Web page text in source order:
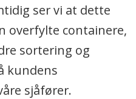
ser vi at dette
overfylte containere,
sortering og
kundens
sjåfører.